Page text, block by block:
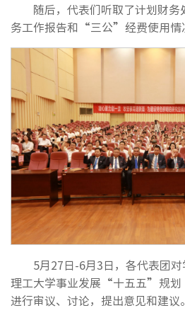
随后，代表们听取了计划财
务工作报告和“三公”经费使用情
5月27日-6月3日，各代表团
理工大学事业发展“十五五”规划
进行审议、讨论，提出意见和建议。